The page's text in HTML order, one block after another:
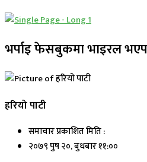
भर्पाइ फेसबुकमा भाइरल
हरियो पाटी
समाचार प्रकाशित मिति :
२०७९ पुष २०, बुधबार ११:००